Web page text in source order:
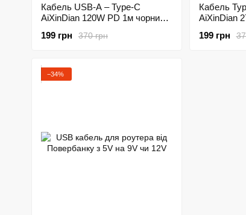
Кабель USB-A – Type-C
AiXinDian 120W PD 1м чорний
370 грн
199 грн
Кабель
AiXinDian
199 грн
−34%